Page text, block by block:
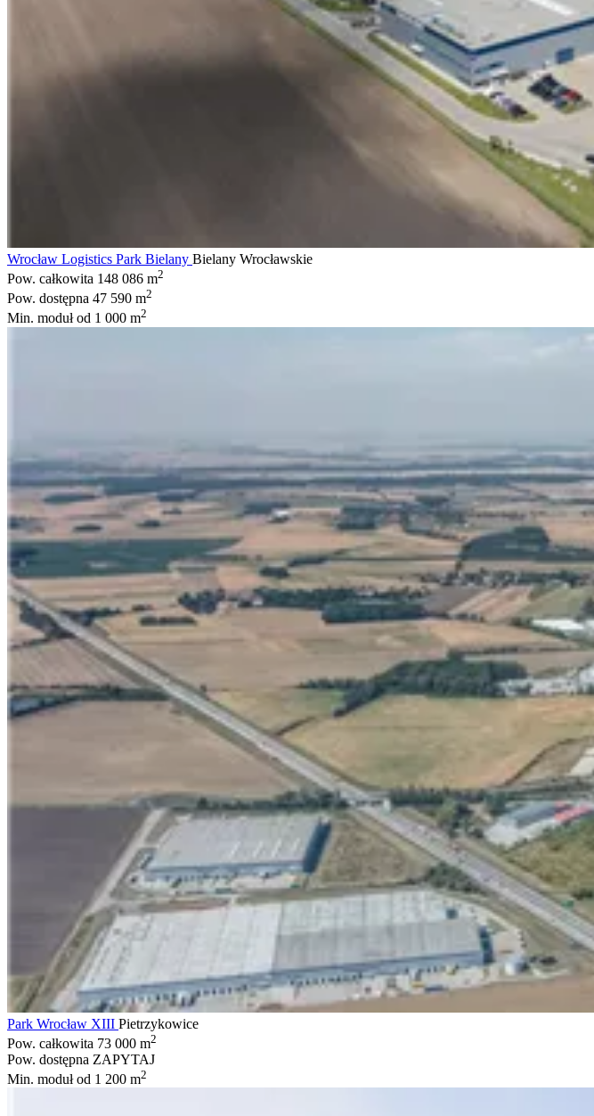
Wrocław Logistics Park Bielany Bielany Wrocławskie
Pow. całkowita 148 086 m2
Pow. dostępna 47 590 m2
Min. modułod 1 000 m2
Park Wrocław XIII Pietrzykowice
Pow. całkowita 73 000 m2
Pow. dostępna ZAPYTAJ
Min. modułod 1 200 m2